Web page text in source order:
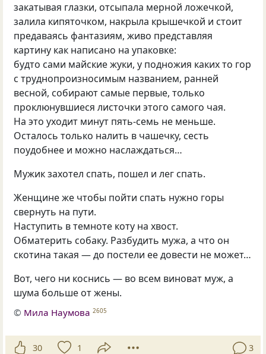
закатывая глазки, отсыпала мерной ложечкой,
залила кипяточком, накрыла крышечкой и стоит
предаваясь фантазиям, живо представляя
картину как написано на упаковке:
будто сами майские жуки, у подножия каких то гор
с труднопроизносимым названием, ранней
весной, собирают самые первые, только
проклюнувшиеся листочки этого самого чая.
На это уходит минут пять-семь не меньше.
Осталось только налить в чашечку, сесть
поудобнее и можно наслаждаться…
Мужик захотел спать, пошел и лег спать.
Женщине же чтобы пойти спать нужно горы
свернуть на пути.
Наступить в темноте коту на хвост.
Обматерить собаку. Разбудить мужа, а что он
скотина такая — до постели ее довести не может…
Вот, чего ни коснись — во всем виноват муж, а
шума больше от жены.
© Мила Наумова 2605
30 1 3